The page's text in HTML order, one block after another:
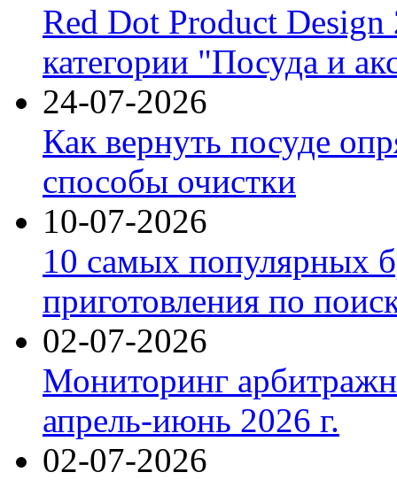
Red Dot Product Design
категории "Посуда и
24-07-2026
Как вернуть посуде
способы очистки
10-07-2026
10 самых популярных
приготовления по
02-07-2026
Мониторинг
апрель-июнь 2026 г.
02-07-2026